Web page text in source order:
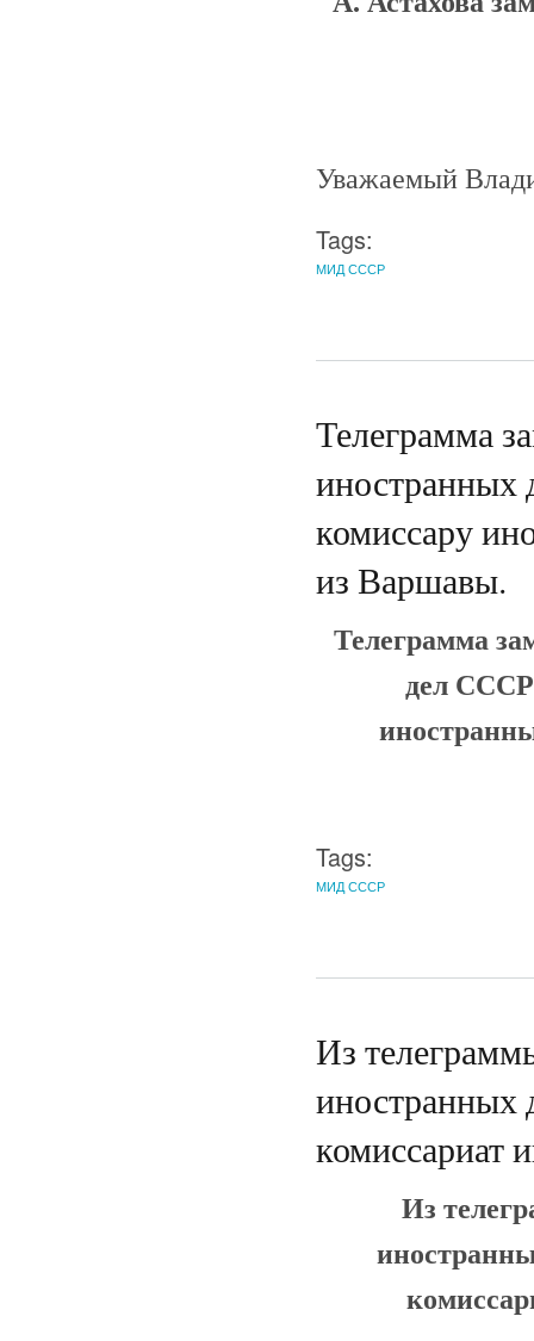
Уважаемый
Tags:
МИД СССР
Телеграмма
комиссару
из Варшавы.
Телеграмма
дел
Tags:
МИД СССР
Из
комиссариат
Из